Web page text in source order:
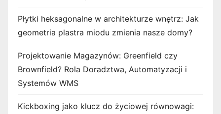
Płytki heksagonalne w architekturze wnętrz: Jak
geometria plastra miodu zmienia nasze domy?
Projektowanie Magazynów: Greenfield czy
Brownfield? Rola Doradztwa, Automatyzacji i
Systemów WMS
Kickboxing jako klucz do życiowej równowagi: